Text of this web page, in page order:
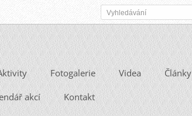
Fotogalerie Videa Články
akcí Kontakt